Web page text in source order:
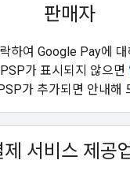
판매자
하여 Google Pay에
가 표시되지 않으면
가 추가되면 안내해
제 서비스 제공